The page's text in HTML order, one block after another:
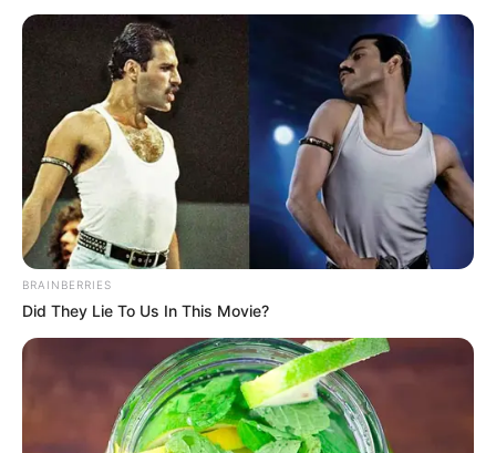
Além de mostrar 55 modelos de laços de fita que
são lindos e fáceis de fazer, listamos algumas
dicas de materiais, tipos de fita e passo a passos
em vídeo para você copiar. Confira.
Veja também:
11 Tiaras Para Bebê Mais Lindas Que Você Já Viu
7 Tipos de Fita Para Artesanato Que Você Precisa
Conhecer
Índice
Qual fita escolher?
Laço de fita de cetim
Laço de fita de organza
Laço de fita de gorgurão
BRAINBERRIES
Did They Lie To Us In This Movie?